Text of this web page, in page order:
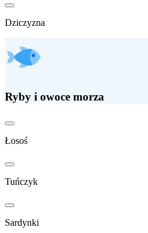
Dziczyzna
Ryby i owoce morza
Łosoś
Tuńczyk
Sardynki